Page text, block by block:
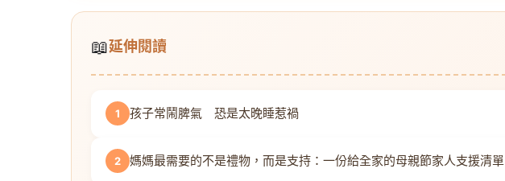
📖延伸閱讀
1 孩子常鬧脾氣 恐是太晚睡惹禍
2 媽媽最需要的不是禮物，而是支持：一份給全家的母親節家人支援清單